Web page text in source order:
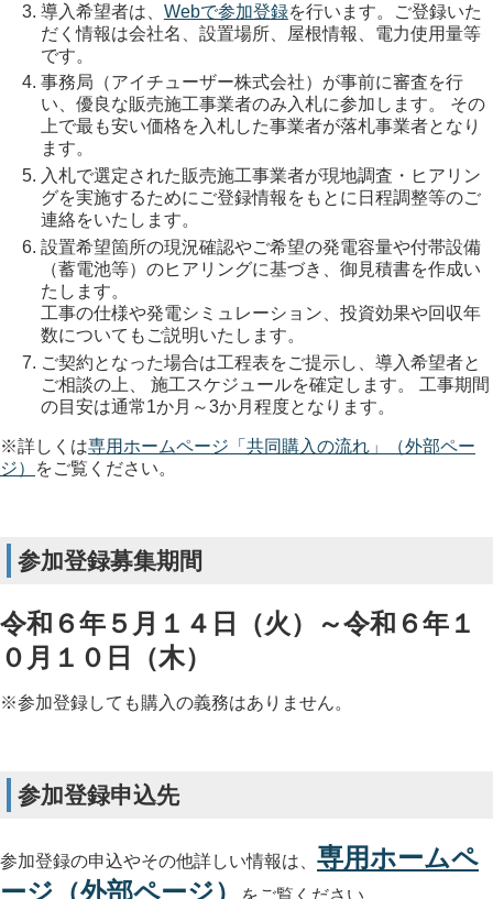
導入希望者は、 Webで参加登録を行います。ご登録いた
だく情報は会社名、設置場所、屋根情報、電力使用量等
です。
事務局（アイチューザー株式会社）が事前に審査を行
い、優良な販売施工事業者のみ入札に参加します。 その
上で最も安い価格を入札した事業者が落札事業者となり
ます。
入札で選定された販売施工事業者が現地調査・ヒアリン
グを実施するためにご登録情報をもとに日程調整等のご
連絡をいたします。
設置希望箇所の現況確認やご希望の発電容量や付帯設備
（蓄電池等）のヒアリングに基づき、御見積書を作成い
たします。
工事の仕様や発電シミュレーション、投資効果や回収年
数についてもご説明いたします。
ご契約となった場合は工程表をご提示し、導入希望者と
ご相談の上、 施工スケジュールを確定します。 工事期間
の目安は通常1か月～3か月程度となります。
※詳しくは専用ホームページ「共同購入の流れ」（外部ペー
ジ）
をご覧ください。
参加登録募集期間
令和６年５月１４日（火）～令和６年１
０月１０日（木）
※参加登録しても購入の義務はありません。
参加登録申込先
参加登録の申込やその他詳しい情報は、 専用ホームペ
ージ（外部ページ）
をご覧ください。